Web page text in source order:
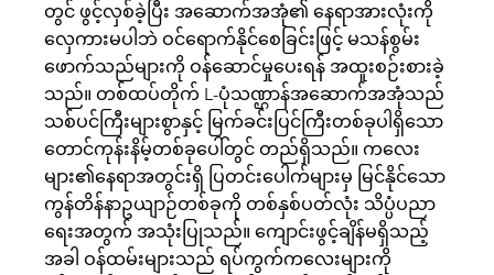
တွင် ဖွင့်လှစ်ခဲ့ပြီး အဆောက်အအုံ၏ နေရာအားလုံးကို
လှေကားမပါဘဲ ဝင်ရောက်နိုင်စေခြင်းဖြင့် မသန်စွမ်း
ဖောက်သည်များကို ဝန်ဆောင်မှုပေးရန် အထူးစဉ်းစားခဲ့
သည်။ တစ်ထပ်တိုက် L-ပုံသဏ္ဌာန်အဆောက်အအုံသည်
သစ်ပင်ကြီးများစွာနှင့် မြက်ခင်းပြင်ကြီးတစ်ခုပါရှိသော
တောင်ကုန်းနိမ့်တစ်ခုပေါ်တွင် တည်ရှိသည်။ ကလေး
များ၏နေရာအတွင်းရှိ ပြတင်းပေါက်များမှ မြင်နိုင်သော
ကွန်တိန်နာဥယျာဉ်တစ်ခုကို တစ်နှစ်ပတ်လုံး သိပ္ပံပညာ
ရေးအတွက် အသုံးပြုသည်။ ကျောင်းဖွင့်ချိန်မရှိသည့်
အခါ ဝန်ထမ်းများသည် ရပ်ကွက်ကလေးများကို